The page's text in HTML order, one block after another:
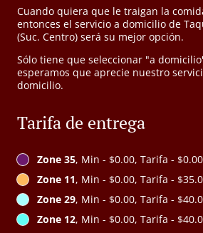
Cuando quiera que le traigan la
entonces el servicio a domicilio de
(Suc. Centro) será su mejor opción.
Sólo tiene que seleccionar "a
esperamos que aprecie nuestro
domicilio.
Tarifa de entrega
Zone 35, Min - $0.00, Tarifa - $0.00
Zone 11, Min - $0.00, Tarifa -
Zone 29, Min - $0.00, Tarifa -
Zone 12, Min - $0.00, Tarifa -